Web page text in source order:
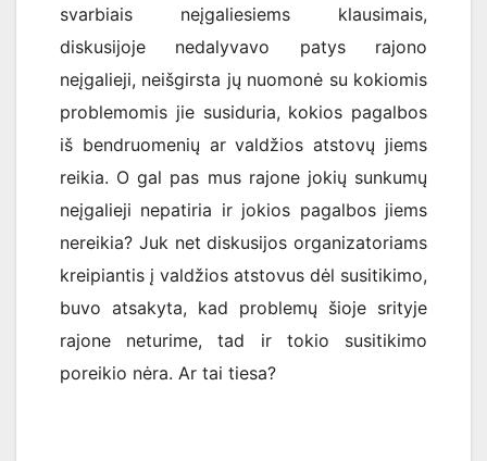
svarbiais neįgaliesiems klausimais,
diskusijoje nedalyvavo patys rajono
neįgalieji, neišgirsta jų nuomonė su kokiomis
problemomis jie susiduria, kokios pagalbos
iš bendruomenių ar valdžios atstovų jiems
reikia. O gal pas mus rajone jokių sunkumų
neįgalieji nepatiria ir jokios pagalbos jiems
nereikia? Juk net diskusijos organizatoriams
kreipiantis į valdžios atstovus dėl susitikimo,
buvo atsakyta, kad problemų šioje srityje
rajone neturime, tad ir tokio susitikimo
poreikio nėra. Ar tai tiesa?